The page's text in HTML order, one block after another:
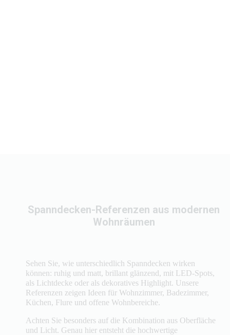
Spanndecken-Referenzen aus modernen
Wohnräumen
Sehen Sie, wie unterschiedlich Spanndecken wirken
können: ruhig und matt, brillant glänzend, mit LED-Spots,
als Lichtdecke oder als dekoratives Highlight. Unsere
Referenzen zeigen Ideen für Wohnzimmer, Badezimmer,
Küchen, Flure und offene Wohnbereiche.
Achten Sie besonders auf die Kombination aus Oberfläche
und Licht. Genau hier entsteht die hochwertige